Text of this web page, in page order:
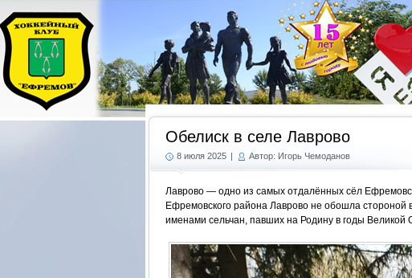
Обелиск в селе Лаврово
8 июля 2025 | Автор: Игорь Чемоданов
Лаврово — одно из самых отдалённых сёл
Ефремовского района Лаврово не обошла стороной
именами сельчан, павших на Родину в годы Великой